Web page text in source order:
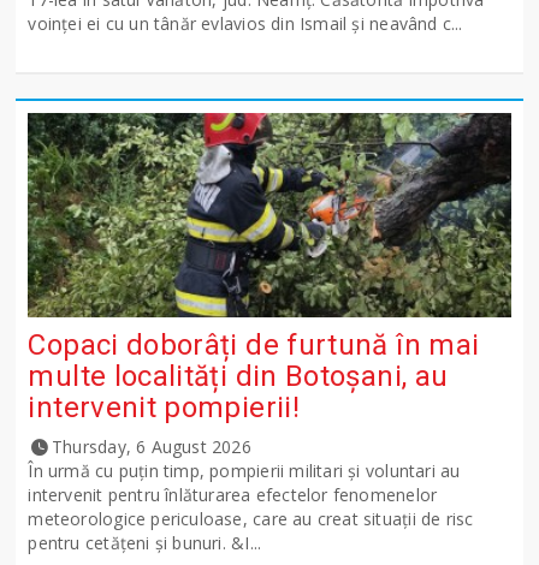
voinţei ei cu un tânăr evlavios din Ismail şi neavând c...
Copaci doborâți de furtună în mai
multe localități din Botoșani, au
intervenit pompierii!
Thursday, 6 August 2026
În urmă cu puțin timp, pompierii militari și voluntari au
intervenit pentru înlăturarea efectelor fenomenelor
meteorologice periculoase, care au creat situații de risc
pentru cetățeni și bunuri. &I...